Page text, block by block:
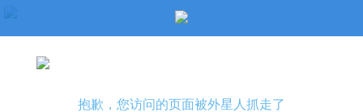
抱歉，您访问的页面被外星人抓走了